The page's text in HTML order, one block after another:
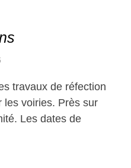
travaux de réfection
les voiries. Près sur
Les dates de